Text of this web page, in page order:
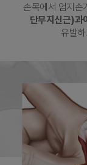
손목에서 엄지손
단무지신근)과
유발